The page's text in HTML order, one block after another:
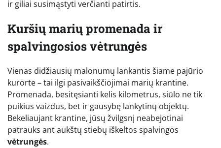
ir giliai susimąstyti verčianti patirtis.
Kuršių marių promenada ir
spalvingosios vėtrungės
Vienas didžiausių malonumų lankantis šiame pajūrio
kurorte – tai ilgi pasivaikščiojimai marių krantine.
Promenada, besitęsianti kelis kilometrus, siūlo ne tik
puikius vaizdus, bet ir gausybę lankytinų objektų.
Bekeliaujant krantine, jūsų žvilgsnį neabejotinai
patrauks ant aukštų stiebų iškeltos spalvingos
vėtrungės.